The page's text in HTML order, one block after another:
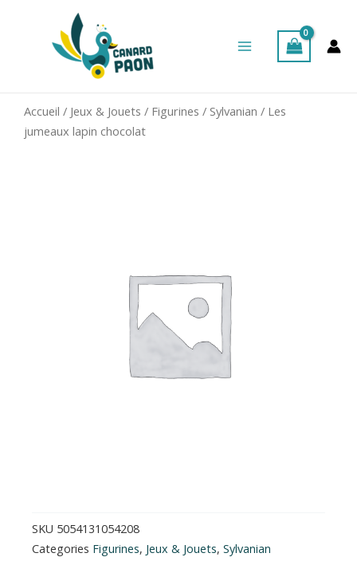
Menu
Accueil / Jeux & Jouets / Figurines / Sylvanian / Les
jumeaux lapin chocolat
SKU 5054131054208
Categories Figurines, Jeux & Jouets, Sylvanian